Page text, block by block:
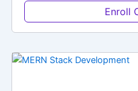
Enroll